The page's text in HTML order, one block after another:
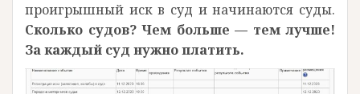
проигрышный иск в суд и начинаются суды.
Сколько судов? Чем больше — тем лучше!
За каждый суд нужно платить.